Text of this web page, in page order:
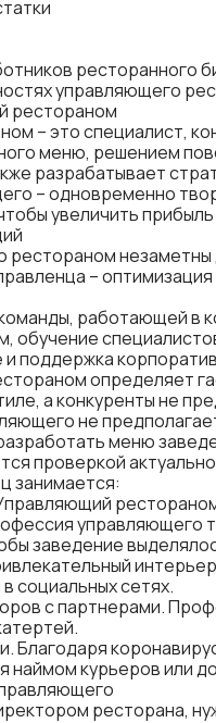
ресторанного
управляющего
рестораном
– это специалист,
меню, решением
разрабатывает
– одновременно
увеличить
незаметны
–
работающей в
обучение
поддержка
определяет
а конкуренты не
не
меню
проверкой
занимается:
управляющего
заведение
социальных сетях.
с партнерами.
Благодаря
наймом курьеров или
ресторана,